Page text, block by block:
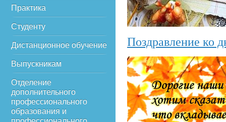
Практика
Студенту
Дистанционное обучение
Выпускникам
Отделение
дополнительного
профессионального
образования и
Поздравление ко